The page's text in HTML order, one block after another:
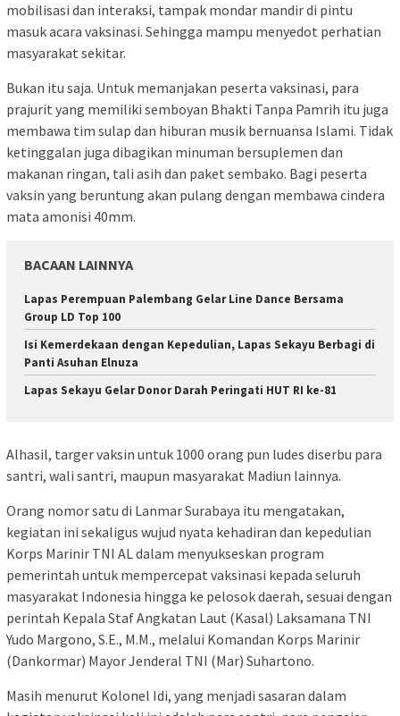
mobilisasi dan interaksi, tampak mondar mandir di pintu
masuk acara vaksinasi. Sehingga mampu menyedot perhatian
masyarakat sekitar.
Bukan itu saja. Untuk memanjakan peserta vaksinasi, para
prajurit yang memiliki semboyan Bhakti Tanpa Pamrih itu juga
membawa tim sulap dan hiburan musik bernuansa Islami. Tidak
ketinggalan juga dibagikan minuman bersuplemen dan
makanan ringan, tali asih dan paket sembako. Bagi peserta
vaksin yang beruntung akan pulang dengan membawa cindera
mata amonisi 40mm.
BACAAN LAINNYA
Lapas Perempuan Palembang Gelar Line Dance Bersama
Group LD Top 100
Isi Kemerdekaan dengan Kepedulian, Lapas Sekayu Berbagi di
Panti Asuhan Elnuza
Lapas Sekayu Gelar Donor Darah Peringati HUT RI ke-81
Alhasil, targer vaksin untuk 1000 orang pun ludes diserbu para
santri, wali santri, maupun masyarakat Madiun lainnya.
Orang nomor satu di Lanmar Surabaya itu mengatakan,
kegiatan ini sekaligus wujud nyata kehadiran dan kepedulian
Korps Marinir TNI AL dalam menyukseskan program
pemerintah untuk mempercepat vaksinasi kepada seluruh
masyarakat Indonesia hingga ke pelosok daerah, sesuai dengan
perintah Kepala Staf Angkatan Laut (Kasal) Laksamana TNI
Yudo Margono, S.E., M.M., melalui Komandan Korps Marinir
(Dankormar) Mayor Jenderal TNI (Mar) Suhartono.
Masih menurut Kolonel Idi, yang menjadi sasaran dalam